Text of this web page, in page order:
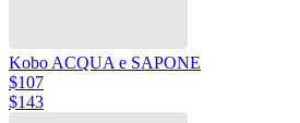
Kobo ACQUA e SAPONE
$107
$143